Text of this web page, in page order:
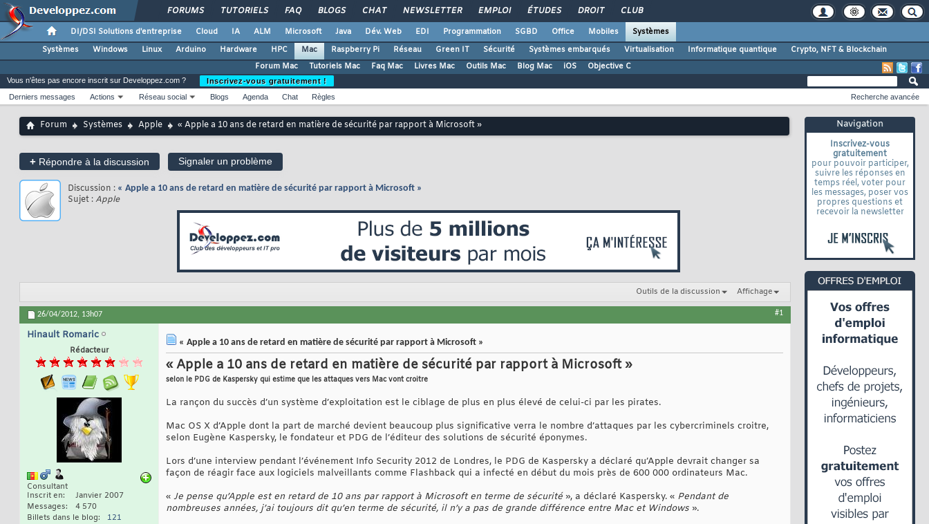
FORUMS TUTORIELS FAQ BLOGS CHAT NEWSLETTER EMPLOI ÉTUDES DROIT CLUB
DI/DSI Solutions d'entreprise Cloud IA ALM Microsoft Java Dév. Web EDI Programmation SGBD Office Mobiles
Systèmes
Systèmes
Windows Linux Arduino Hardware HPC Mac Raspberry Pi Réseau Green IT Sécurité Systèmes embarqués Virtualisation Informatique quantique
Crypto, NFT & Blockchain
Forum Mac
Tutoriels Mac Faq Mac Livres Mac Outils Mac Blog Mac iOS Objective C
Navigation
Inscrivez-vous
gratuitement
pour pouvoir participer,
suivre les réponses en
temps réel, voter pour
les messages, poser vos
propres questions et
recevoir la newsletter
Vous n'êtes pas encore inscrit sur Developpez.com ?
Inscrivez-vous gratuitement !
Derniers messages
Actions Réseau social Blogs Agenda Chat Règles Recherche avancée
Forum Systèmes Apple « Apple a 10 ans de retard en matière de sécurité par rapport à Microsoft »
+ Répondre à la discussion Signaler un problème
Discussion : « Apple a 10 ans de retard en matière de sécurité par rapport à Microsoft »
Sujet :Apple
Outils de la discussion Affichage
26/04/2012, 13h07 #1
Hinault Romaric
Rédacteur
Consultant
Inscrit en
Janvier 2007
Messages
4 570
Billets dans le blog
121
« Apple a 10 ans de retard en matière de sécurité par rapport à Microsoft »
« Apple a 10 ans de retard en matière de sécurité par rapport à Microsoft »
selon le PDG de Kaspersky qui estime que les attaques vers Mac vont croitre
La rançon du succès d’un système d’exploitation est le ciblage de plus en plus élevé de celui-ci par les pirates.
Mac OS X d’Apple dont la part de marché devient beaucoup plus significative verra le nombre d’attaques par les cybercriminels croitre,
selon Eugène Kaspersky, le fondateur et PDG de l’éditeur des solutions de sécurité éponymes.
Lors d’une interview pendant l’événement Info Security 2012 de Londres, le PDG de Kaspersky a déclaré qu’Apple devrait changer sa
façon de réagir face aux logiciels malveillants comme Flashback qui a infecté en début du mois près de 600 000 ordinateurs Mac.
« Je pense qu’Apple est en retard de 10 ans par rapport à Microsoft en terme de sécurité», a déclaré Kaspersky. « Pendant de
nombreuses années, j’ai toujours dit qu’en terme de sécurité, il n’y a pas de grande différence entre Mac et Windows ».